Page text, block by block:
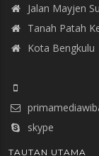
Jalan Mayjen
Tanah Patah
Kota Bengkulu
skype
TAUTAN UTAMA